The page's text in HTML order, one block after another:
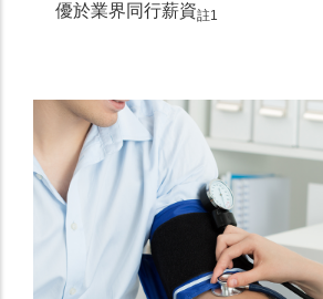
優於業界同行薪資註1